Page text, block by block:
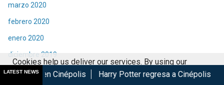
marzo 2020
febrero 2020
enero 2020
diciembre 2019
noviembre 2019
LATEST NEWSHarry Potter regresa a Cinépolis con menú y
Cookies help us deliver our services. By using our
services, you agree to our use of cookies.
Got it